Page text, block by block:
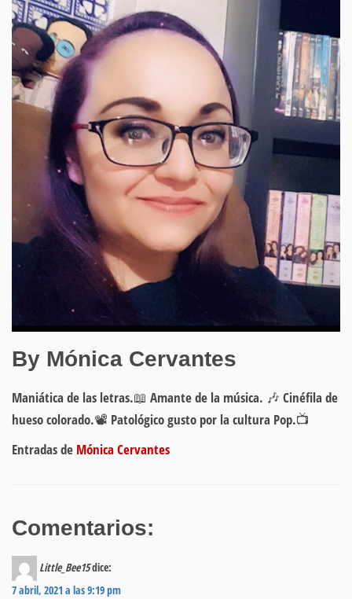
By Mónica Cervantes
Maniática de las letras.📖 Amante de la música. 🎶 Cinéfila de
hueso colorado.📽 Patológico gusto por la cultura Pop.📺
Entradas de Mónica Cervantes
Comentarios:
Little_Bee15dice:
7 abril, 2021 a las 9:19 pm